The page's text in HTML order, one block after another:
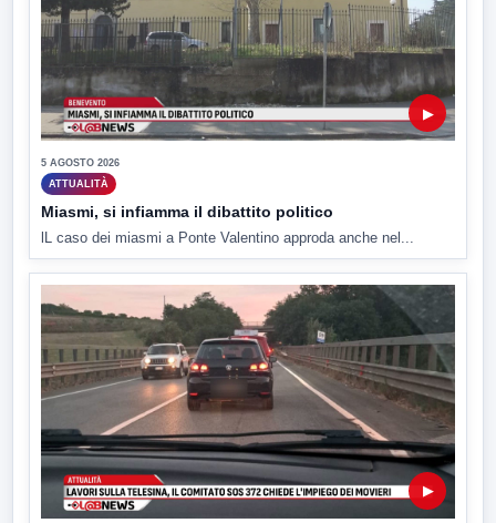
▶
5 AGOSTO 2026
ATTUALITÀ
Miasmi, si infiamma il dibattito politico
lL caso dei miasmi a Ponte Valentino approda anche nel...
▶